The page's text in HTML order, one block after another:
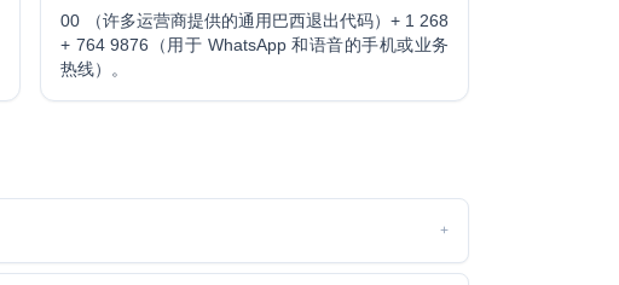
00 （许多运营商提供的通用巴西退出代码）+ 1 268
+ 764 9876（用于 WhatsApp 和语音的手机或业务
热线）。
+